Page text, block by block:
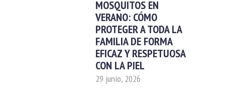
MOSQUITOS EN
VERANO: CÓMO
PROTEGER A TODA LA
FAMILIA DE FORMA
EFICAZ Y RESPETUOSA
CON LA PIEL
29 junio, 2026